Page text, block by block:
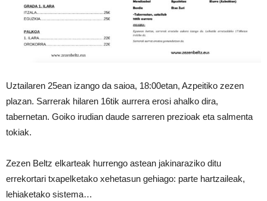
Uztailaren 25ean izango da saioa, 18:00etan, Azpeitiko zezen
plazan. Sarrerak hilaren 16tik aurrera erosi ahalko dira,
tabernetan. Goiko irudian daude sarreren prezioak eta salmenta
tokiak.
Zezen Beltz elkarteak hurrengo astean jakinaraziko ditu
errekortari txapelketako xehetasun gehiago: parte hartzaileak,
lehiaketako sistema…